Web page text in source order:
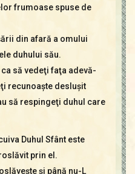
frumoase spuse de
din afară a omului
duhului său.
să vedeţi faţa adevă-
recunoaşte desluşit
să respingeţi duhul care
Duhul Sfânt este
prin el.
şi până nu-L